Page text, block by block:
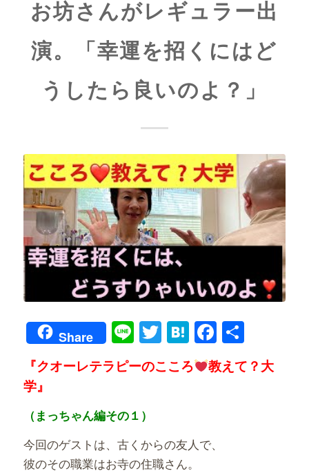
お坊さんがレギュラー出
演。「幸運を招くにはど
うしたら良いのよ？」
Share LineTwitter
Hatena共
有
『クオーレテラピーのこころ
教えて？大
学』
（まっちゃん編その１）
今回のゲストは、古くからの友人で、
彼のその職業はお寺の住職さん。